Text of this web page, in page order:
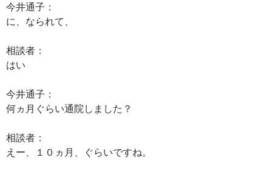
今井通子：
に、なられて、
相談者：
はい
今井通子：
何ヵ月ぐらい通院しました？
相談者：
えー、１０ヵ月、ぐらいですね。